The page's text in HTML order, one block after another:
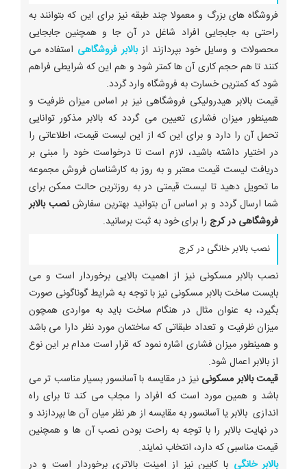
فروشگاه های بزرگ و معمولا چند طبقه نیز برای این که بتوانند به
راحتی به جابجایی افراد شاغل در آن جا و همچنین جابجایی
محصولات و وسایل خود بپردازند ازبالابر فروشگاهی استفاده می
کنند تا هم حجم کاری آن ها کمتر شود و هم این که شرایطی فراهم
شود که کمترین خسارت به فروشگاه وارد گردد.
قیمت بالابر هیدرولیکی فروشگاهی نیز بر اساس میزان ظرفیت و
همینطور میزان فشاری تعیین می گردد که بالابر مذکور توانایی
تحمل آن را دارد و برای این که از این لیست قیمت، اطلاعاتی را
در اختیار داشته باشید، لازم است تا درخواست خود را مبنی بر
دریافت لیست قیمت معتبر و به روز به کارشناسان فروش مجموعه
ما تحویل دهید تا لیست قیمتی در به روزترین حالت ممکن برای
شما ارسال گردد و بر اساس آن بتوانید بهترین سفارشنصب بالابر
فروشگاهی در کرجرا برای خود به ثبت برسانید.
نصب بالابر خانگی در کرج
نصب بالابر مسکونی نیز از اهمیت بالایی برخوردار است و می
بایست ساخت بالابر مسکونی نیز با توجه به شرایط گوناگونی صورت
بگیرد، به عنوان مثال در هنگام ساخت باید به مواردی همچون
میزان ظرفیت و تعداد طبقاتی که ساختمان مورد نظر دارا می باشد
و همینطور میزان فشاری اشاره نمود که قرار است مدام بر این نوع
از بالابر اعمال شود.
قیمت بالابر مسکونی نیز در مقایسه با آسانسور بسیار مناسب تر می
باشد و همین مورد است که افراد را مجاب می کند تا برای راه
اندازی بالابر یا آسانسور به مقایسه از هر نظر میان آن ها بپردازند و
در نهایت بالابر را با توجه به راحت بودن نصب آن ها و همچنین
قیمت مناسبی که دارد، انتخاب نمایند.
بالابر خانگی با کابین نیز از امینت بالاتری برخوردار است و در